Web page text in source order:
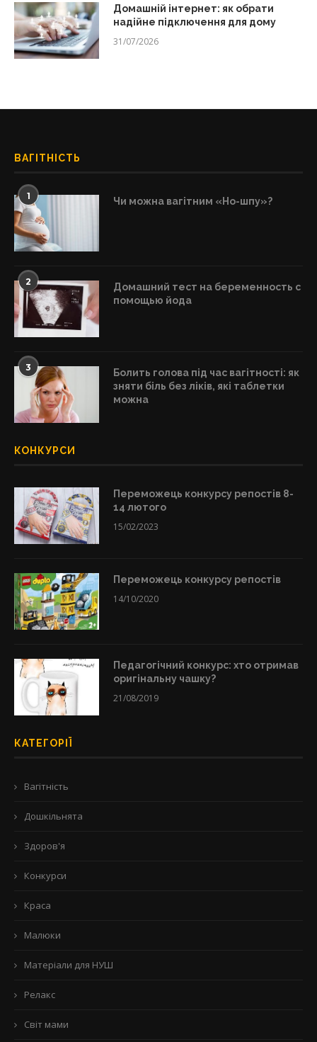
Домашній інтернет: як обрати
надійне підключення для дому
31/07/2026
ВАГІТНІСТЬ
1 Чи можна вагітним «Но-шпу»?
2
Домашний тест на беременность с
помощью йода
3
Болить голова під час вагітності: як
зняти біль без ліків, які таблетки
можна
КОНКУРСИ
Переможець конкурсу репостів 8-
14 лютого
15/02/2023
Переможець конкурсу репостів
14/10/2020
Педагогічний конкурс: хто отримав
оригінальну чашку?
21/08/2019
КАТЕГОРІЇ
Вагітність
Дошкільнята
Здоров'я
Конкурси
Краса
Малюки
Матеріали для НУШ
Релакс
Світ мами